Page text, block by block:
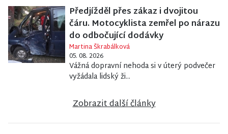
Předjížděl přes zákaz i dvojitou
čáru. Motocyklista zemřel po nárazu
do odbočující dodávky
Martina Škrabálková
05. 08. 2026
Vážná dopravní nehoda si v úterý podvečer
vyžádala lidský ži...
Zobrazit další články